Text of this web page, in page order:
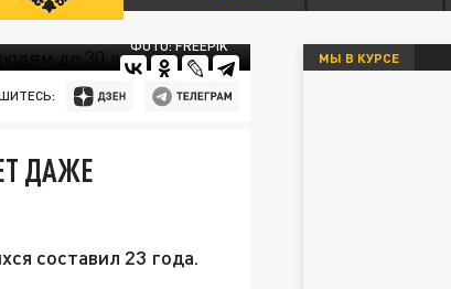
ФОТО: FREEPIK
ДАЖЕ
составил 23 года.
МЫ В КУРСЕ